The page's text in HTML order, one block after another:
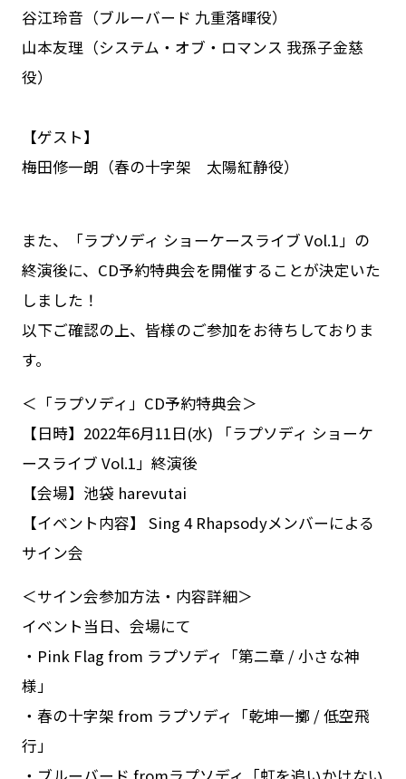
谷江玲音（ブルーバード 九重落暉役）
山本友理（システム・オブ・ロマンス 我孫子金慈
役）
【ゲスト】
梅田修一朗（春の十字架 太陽紅静役）
また、「ラプソディ ショーケースライブ Vol.1」の
終演後に、CD予約特典会を開催することが決定いた
しました！
以下ご確認の上、皆様のご参加をお待ちしておりま
す。
＜「ラプソディ」CD予約特典会＞
【日時】2022年6月11日(水) 「ラプソディ ショーケ
ースライブ Vol.1」終演後
【会場】池袋 harevutai
【イベント内容】 Sing 4 Rhapsodyメンバーによる
サイン会
＜サイン会参加方法・内容詳細＞
イベント当日、会場にて
・Pink Flag from ラプソディ「第二章 / 小さな神
様」
・春の十字架 from ラプソディ「乾坤一擲 / 低空飛
行」